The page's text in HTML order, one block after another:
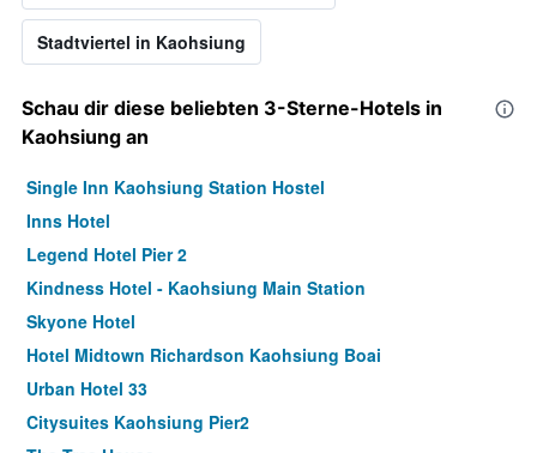
Stadtviertel in Kaohsiung
Schau dir diese beliebten 3-Sterne-Hotels in
Kaohsiung an
Single Inn Kaohsiung Station Hostel
Inns Hotel
Legend Hotel Pier 2
Kindness Hotel - Kaohsiung Main Station
Skyone Hotel
Hotel Midtown Richardson Kaohsiung Boai
Urban Hotel 33
Citysuites Kaohsiung Pier2